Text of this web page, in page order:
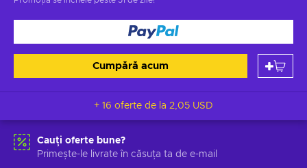
Cumpără acum
+ 16 oferte de la 2,05 USD
Cauți oferte bune?
Primește-le livrate în căsuța ta de e-mail